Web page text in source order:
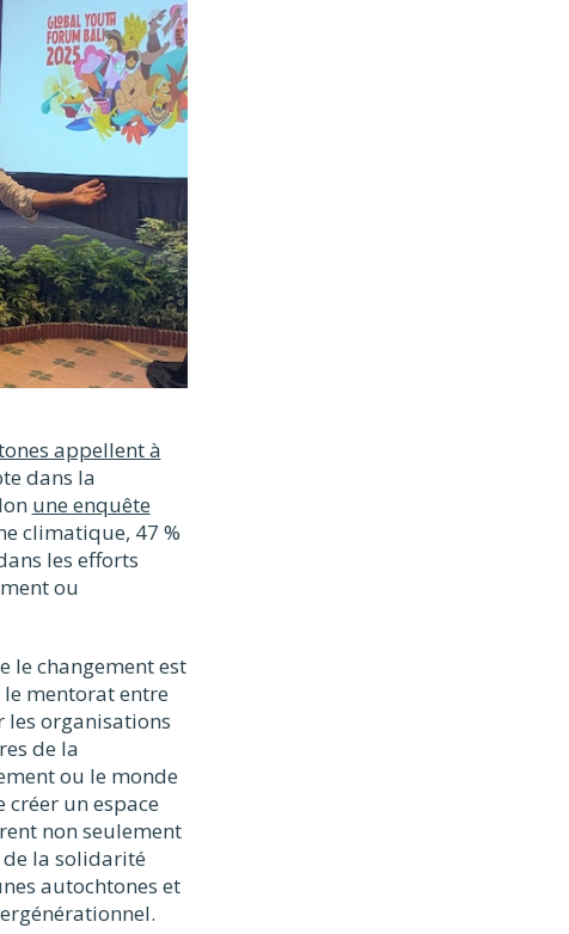
appellent à
dans la
une enquête
climatique, 47 %
les efforts
ou
le changement est
mentorat entre
les organisations
de la
ou le monde
un espace
non seulement
la solidarité
autochtones et